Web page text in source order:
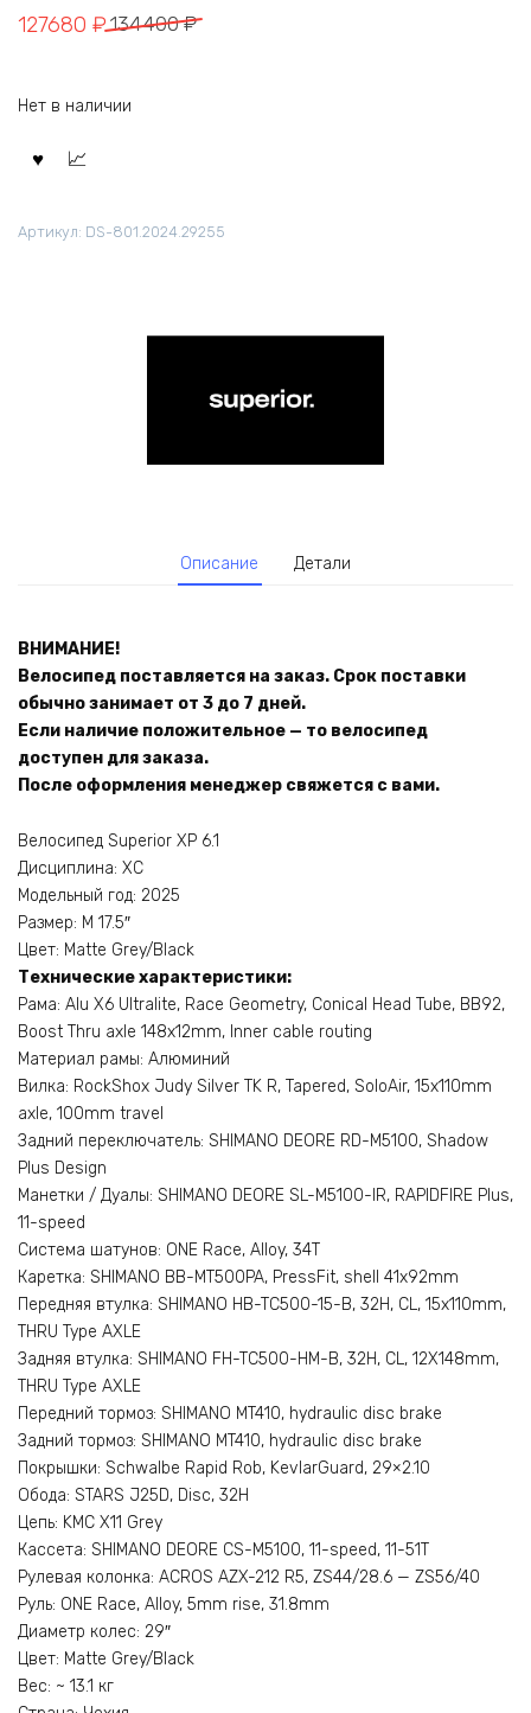
134400₽
Первоначальная
134400 ₽.
127680 ₽
Текущая
Нет в наличии
Артикул: DS-801.2024.29255
Описание Детали
ВНИМАНИЕ!
Велосипед поставляется на заказ. Срок поставки
обычно занимает от 3 до 7 дней.
Если наличие положительное — то велосипед
доступен для заказа.
После оформления менеджер свяжется с вами.
Велосипед Superior XP 6.1
Дисциплина: XC
Модельный год: 2025
Размер: M 17.5″
Цвет: Matte Grey/Black
Технические характеристики:
Рама: Alu X6 Ultralite, Race Geometry, Conical Head Tube, BB92,
Boost Thru axle 148x12mm, Inner cable routing
Материал рамы: Алюминий
Вилка: RockShox Judy Silver TK R, Tapered, SoloAir, 15x110mm
axle, 100mm travel
Задний переключатель: SHIMANO DEORE RD-M5100, Shadow
Plus Design
Манетки / Дуалы: SHIMANO DEORE SL-M5100-IR, RAPIDFIRE Plus,
11-speed
Система шатунов: ONE Race, Alloy, 34T
Каретка: SHIMANO BB-MT500PA, PressFit, shell 41x92mm
Передняя втулка: SHIMANO HB-TC500-15-B, 32H, CL, 15x110mm,
THRU Type AXLE
Задняя втулка: SHIMANO FH-TC500-HM-B, 32H, CL, 12X148mm,
THRU Type AXLE
Передний тормоз: SHIMANO MT410, hydraulic disc brake
Задний тормоз: SHIMANO MT410, hydraulic disc brake
Покрышки: Schwalbe Rapid Rob, KevlarGuard, 29×2.10
Обода: STARS J25D, Disc, 32H
Цепь: KMC X11 Grey
Кассета: SHIMANO DEORE CS-M5100, 11-speed, 11-51T
Рулевая колонка: ACROS AZX-212 R5, ZS44/28.6 — ZS56/40
Руль: ONE Race, Alloy, 5mm rise, 31.8mm
Диаметр колес: 29″
Цвет: Matte Grey/Black
Вес: ~ 13.1 кг